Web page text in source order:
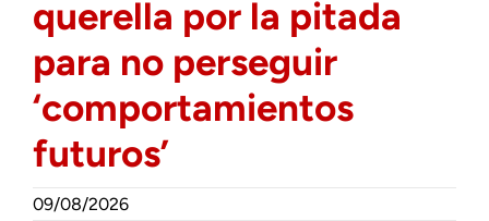
Actualidad
Actividades
Colabora
querella por la pitada
para no perseguir
‘comportamientos
futuros’
09/08/2026